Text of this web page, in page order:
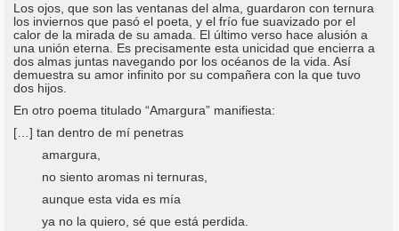
Los ojos, que son las ventanas del alma, guardaron con ternura
los inviernos que pasó el poeta, y el frío fue suavizado por el
calor de la mirada de su amada. El último verso hace alusión a
una unión eterna. Es precisamente esta unicidad que encierra a
dos almas juntas navegando por los océanos de la vida. Así
demuestra su amor infinito por su compañera con la que tuvo
dos hijos.
En otro poema titulado “Amargura” manifiesta:
[…] tan dentro de mí penetras
amargura,
no siento aromas ni ternuras,
aunque esta vida es mía
ya no la quiero, sé que está perdida.